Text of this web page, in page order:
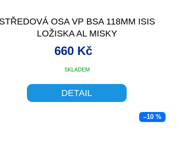
STŘEDOVÁ OSA VP BSA 118MM ISIS
LOŽISKA AL MISKY
SKLADEM
660 Kč
DETAIL
–10 %